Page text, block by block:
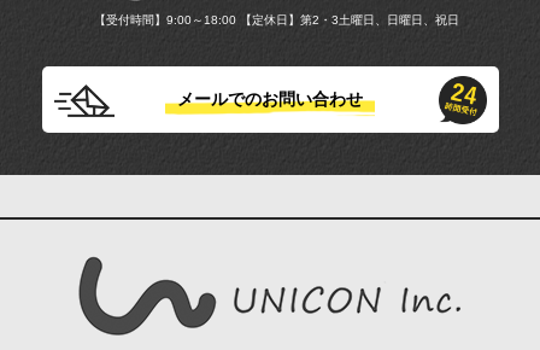
【受付時間】9:00～18:00 【定休日】第2・3土曜日、日曜日、祝日
メールでのお問い合わせ